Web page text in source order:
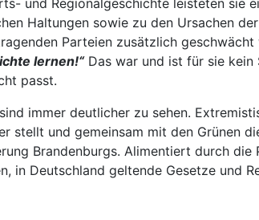
Haltungen sowie zu den Ursachen
Parteien zusätzlich
lernen!“Das war und ist für sie kein
passt.
immer deutlicher zu sehen.
stellt und gemeinsam mit den Grünen
Brandenburgs. Alimentiert durch
Deutschland geltende Gesetze und